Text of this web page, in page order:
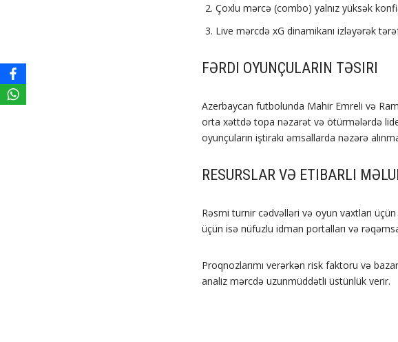
Çoxlu mərcə (combo) yalnız yüksək
Live mərcdə xG dinamikanı izləyərək
FƏRDI OYUNÇULARIN TƏSIRI
Azerbaycan futbolunda Mahir Emreli və
orta xəttdə topa nəzarət və ötürmələrdə
oyunçuların iştirakı əmsallarda nəzərə
RESURSLAR VƏ ETIBARLI
Rəsmi turnir cədvəlləri və oyun vaxtları üçün
üçün isə nüfuzlu idman portalları və
Proqnozlarımı verərkən risk faktoru və
analiz mərcdə uzunmüddətli üstünlük verir.